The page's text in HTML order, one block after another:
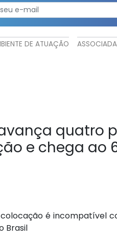
DE ATUAÇÃO
quatro
e chega ao
é incompatível
Brasil